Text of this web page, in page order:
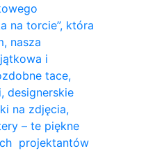
na torcie”, która
nasza
i
tace,
designerskie
na zdjęcia,
– te piękne
projektantów